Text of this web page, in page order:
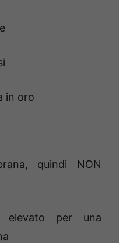
in oro
quindi NON
elevato per una